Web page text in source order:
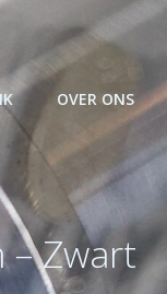
OVER ONS
– Zwart